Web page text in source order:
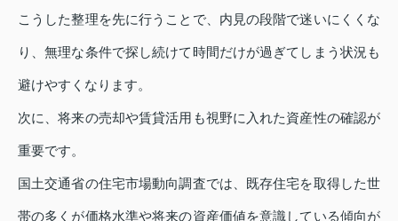
こうした整理を先に行うことで、内見の段階で迷いにくくな
り、無理な条件で探し続けて時間だけが過ぎてしまう状況も
避けやすくなります。
次に、将来の売却や賃貸活用も視野に入れた資産性の確認が
重要です。
国土交通省の住宅市場動向調査では、既存住宅を取得した世
帯の多くが価格水準や将来の資産価値を意識している傾向が